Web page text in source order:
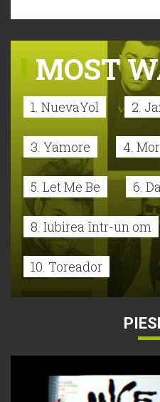
MOST
1. NuevaYol 2.
3. Yamore 4.
5. Let Me Be 6.
8. Iubirea într-un om
10. Toreador